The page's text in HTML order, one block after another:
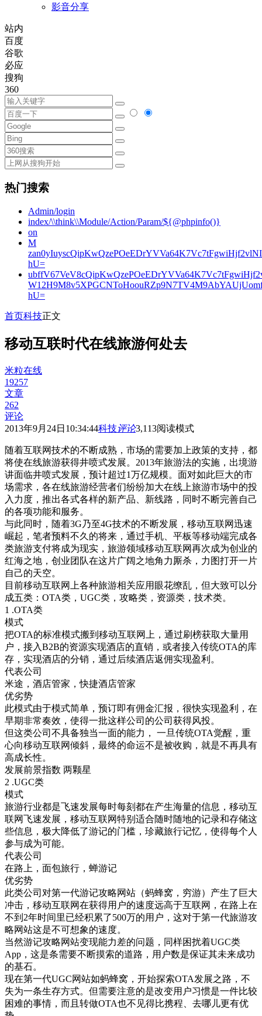
影音分享
站内
百度
谷歌
必应
搜狗
360
热门搜索
Admin/login
index/\\think\\Module/Action/Param/${@phpinfo()}
on
M
hU=
hU=
首页科技正文
移动互联时代在线旅游何处去
米粒在线
19257
文章
262
评论
2013年9月24日10:34:44科技评论3,113阅读模式
随着互联网技术的不断成熟，市场的需要加上政策的支持，都
将使在线旅游获得井喷式发展。2013年旅游法的实施，出境游
讲面临井喷式发展，预计超过1万亿规模。面对如此巨大的市
场需求，各在线旅游经营者们纷纷加大在线上旅游市场中的投
入力度，推出各式各样的新产品、新线路，同时不断完善自己
的各项功能和服务。
与此同时，随着3G乃至4G技术的不断发展，移动互联网迅速
崛起，笔者预料不久的将来，通过手机、平板等移动端完成各
类旅游支付将成为现实，旅游领域移动互联网再次成为创业的
红海之地，创业团队在这片广阔之地角力厮杀，力图打开一片
自己的天空。
目前移动互联网上各种旅游相关应用眼花缭乱，但大致可以分
成五类：OTA类，UGC类，攻略类，资源类，技术类。
1 .OTA类
模式
把OTA的标准模式搬到移动互联网上，通过刷榜获取大量用
户，接入B2B的资源实现酒店的直销，或者接入传统OTA的库
存，实现酒店的分销，通过后续酒店返佣实现盈利。
代表公司
米途，酒店管家，快捷酒店管家
优劣势
此模式由于模式简单，预订即有佣金汇报，很快实现盈利，在
早期非常奏效，使得一批这样公司的公司获得风投。
但这类公司不具备独当一面的能力， 一旦传统OTA觉醒，重
心向移动互联网倾斜，最终的命运不是被收购，就是不再具有
高成长性。
发展前景指数 两颗星
2 .UGC类
模式
旅游行业都是飞速发展每时每刻都在产生海量的信息，移动互
联网飞速发展，移动互联网特别适合随时随地的记录和存储这
些信息，极大降低了游记的门槛，珍藏旅行记忆，使得每个人
参与成为可能。
代表公司
在路上，面包旅行，蝉游记
优劣势
此类公司对第一代游记攻略网站（蚂蜂窝，穷游）产生了巨大
冲击，移动互联网在获得用户的速度远高于互联网，在路上在
不到2年时间里已经积累了500万的用户，这对于第一代旅游攻
略网站这是不可想象的速度。
当然游记攻略网站变现能力差的问题，同样困扰着UGC类
App，这是条需要不断摸索的道路，用户数是保证其未来成功
的基石。
现在第一代UGC网站如蚂蜂窝，开始探索OTA发展之路，不
失为一条生存方式。但需要注意的是改变用户习惯是一件比较
困难的事情，而且转做OTA也不见得比携程、去哪儿更有优